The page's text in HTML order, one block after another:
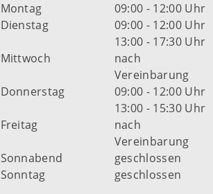
Montag
09:00 - 12:00 Uhr
Dienstag
09:00 - 12:00 Uhr
13:00 - 17:30 Uhr
Mittwoch
nach
Vereinbarung
Donnerstag
09:00 - 12:00 Uhr
13:00 - 15:30 Uhr
Freitag
nach
Vereinbarung
Sonnabend
geschlossen
Sonntag
geschlossen